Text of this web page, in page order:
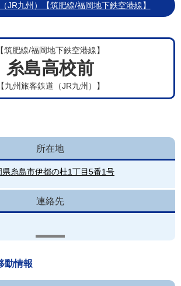
JR九州）【筑肥線/福岡地下鉄空港線】
【筑肥線/福岡地下鉄空港線】
糸島高校前
【九州旅客鉄道（JR九州）】
所在地
県糸島市伊都の杜1丁目5番1号
連絡先
動情報